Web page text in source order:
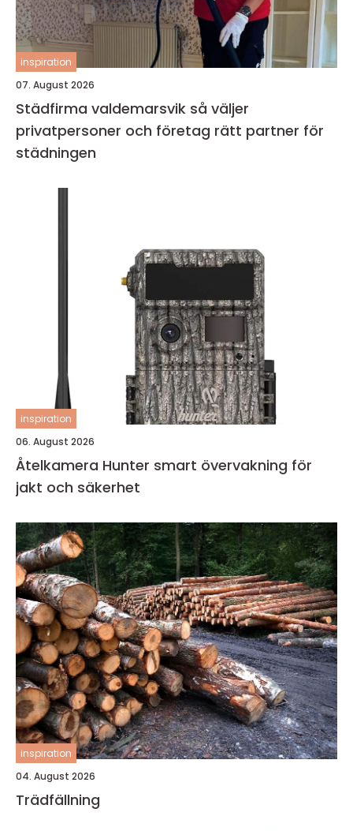
inspiration
07. August 2026
Städfirma valdemarsvik så väljer
privatpersoner och företag rätt partner för
städningen
inspiration
06. August 2026
Åtelkamera Hunter smart övervakning för
jakt och säkerhet
inspiration
04. August 2026
Trädfällning